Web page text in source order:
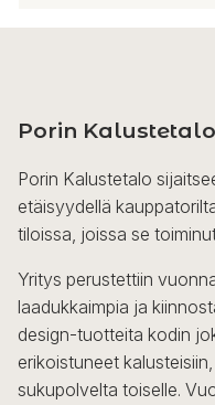
muunnelma.
tehdä
valinnat
tuotteen
sivulla.
Porin Kalustetalo
Porin Kalustetalo
etäisyydellä
tiloissa, joissa se
Yritys perustettiin
laadukkaimpia ja
design-tuotteita kodin
erikoistuneet
sukupolvelta toiselle.